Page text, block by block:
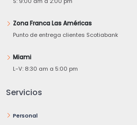
Zona Franca Las Américas
Punto de entrega clientes Scotiabank
Miami
L-V: 8:30 am a 5:00 pm
Servicios
Personal